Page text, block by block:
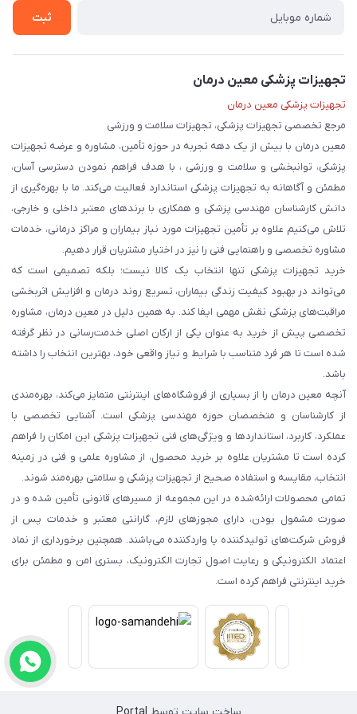
ثبت
تجهیزات پزشکی معین درمان
تجهیزات پزشکی معین درمان
مرجع تخصصی تجهیزات پزشکی، تجهیزات سلامت و ورزشی
معین درمان با بیش از یک دهه تجربه در حوزه تأمین، مشاوره و عرضه تجهیزات
پزشکی، توانبخشی و سلامت و ورزشی ، با هدف فراهم نمودن دسترسی آسان،
مطمئن و آگاهانه به تجهیزات پزشکی استاندارد فعالیت می‌کند. ما با بهره‌گیری از
دانش کارشناسان مهندسی پزشکی و همکاری با برندهای معتبر داخلی و خارجی،
تلاش می‌کنیم علاوه بر تأمین تجهیزات مورد نیاز بیماران و مراکز درمانی، خدمات
مشاوره تخصصی و راهنمایی فنی را نیز در اختیار مشتریان قرار دهیم.
خرید تجهیزات پزشکی تنها انتخاب یک کالا نیست؛ بلکه تصمیمی است که
می‌تواند در بهبود کیفیت زندگی بیماران، تسریع روند درمان و افزایش اثربخشی
مراقبت‌های پزشکی نقش مهمی ایفا کند. به همین دلیل در معین درمان، مشاوره
تخصصی پیش از خرید به عنوان یکی از ارکان اصلی خدمت‌رسانی در نظر گرفته
شده است تا هر فرد متناسب با شرایط و نیاز واقعی خود، بهترین انتخاب را داشته
باشد.
آنچه معین درمان را از بسیاری از فروشگاه‌های اینترنتی متمایز می‌کند، بهره‌مندی
از کارشناسان و متخصصان حوزه مهندسی پزشکی است. آشنایی تخصصی با
عملکرد، کاربرد، استانداردها و ویژگی‌های فنی تجهیزات پزشکی این امکان را فراهم
کرده است تا مشتریان علاوه بر خرید محصول، از مشاوره علمی و فنی در زمینه
انتخاب، مقایسه و استفاده صحیح از تجهیزات پزشکی و سلامتی بهره‌مند شوند.
تمامی محصولات ارائه‌شده در این مجموعه از مسیرهای قانونی تأمین شده و در
صورت مشمول بودن، دارای مجوزهای لازم، گارانتی معتبر و خدمات پس از
فروش شرکت‌های تولیدکننده یا واردکننده می‌باشند. همچنین برخورداری از نماد
اعتماد الکترونیکی و رعایت اصول تجارت الکترونیک، بستری امن و مطمئن برای
خرید اینترنتی فراهم کرده است.